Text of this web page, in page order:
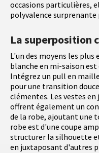
occasions particulières,
polyvalence surprenante
La superposition
L'un des moyens les
blanche en mi-saison
Intégrez un pull en
pour une transition
clémentes. Les vestes
offrent également un
de la robe, ajoutant une
robe est d'une coupe
structurer la silhouette
en juxtaposant d'autres